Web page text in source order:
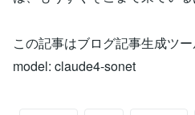
この記事はブログ記事生成ツー
model: claude4-sonet